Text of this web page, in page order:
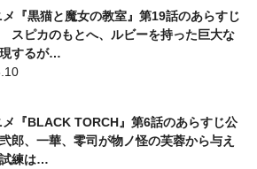
『黒猫と魔女の教室』第19話のあらすじ
スピカのもとへ、ルビーを持った巨大な
するが…
メ『BLACK TORCH』第6話のあらすじ公
郎、一華、零司が物ノ怪の芙蓉から与え
練は…